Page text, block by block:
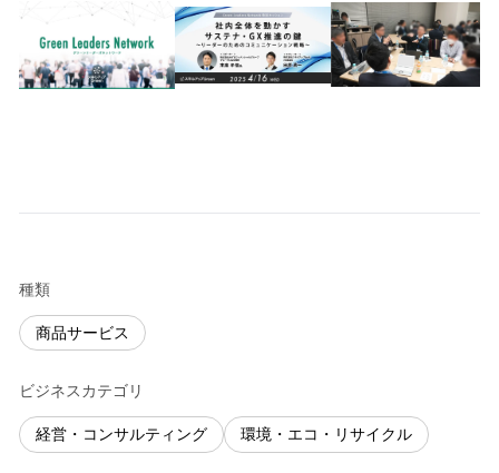
種類
商品サービス
ビジネスカテゴリ
経営・コンサルティング 環境・エコ・リサイクル